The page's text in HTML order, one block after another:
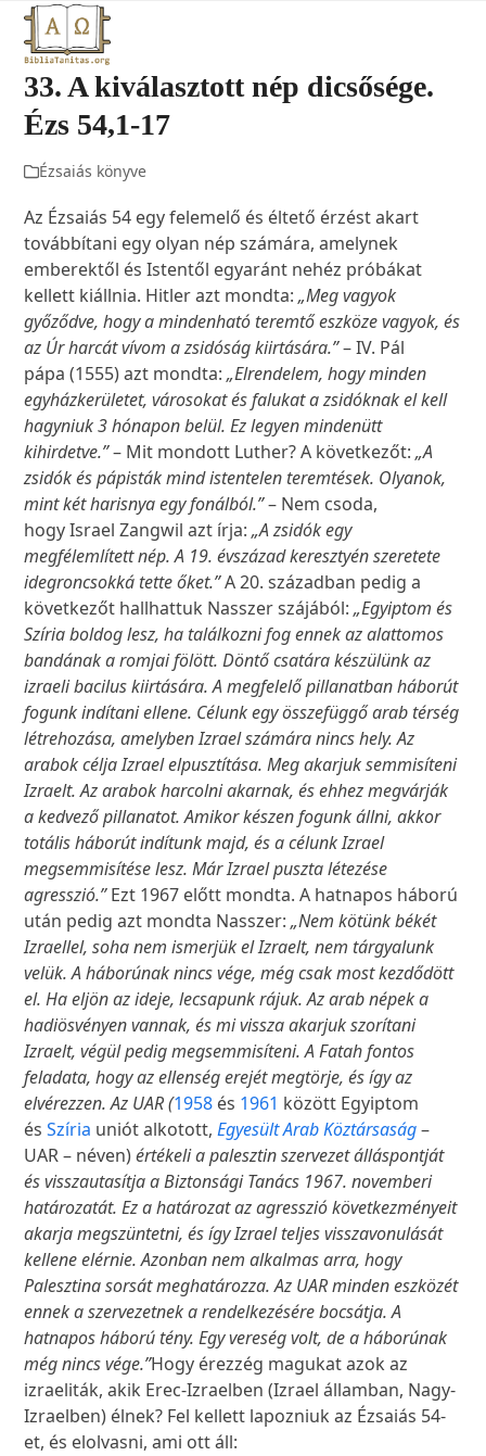
Skip
content
Open
mobile
menu
Close
mobile
menu
33. A kiválasztott nép dicsősége.
Ézs 54,1-17
Ézsaiás könyve
Az Ézsaiás 54 egy felemelő és éltető érzést akart
továbbítani egy olyan nép számára, amelynek
emberektől és Istentől egyaránt nehéz próbákat
kellett kiállnia. Hitler azt mondta:„Meg vagyok
győződve, hogy a mindenható teremtő eszköze vagyok, és
az Úr harcát vívom a zsidóság kiirtására.”– IV. Pál
pápa (1555) azt mondta:„Elrendelem, hogy minden
egyházkerületet, városokat és falukat a zsidóknak el kell
hagyniuk 3 hónapon belül. Ez legyen mindenütt
kihirdetve.”– Mit mondott Luther? A következőt:„A
zsidók és pápisták mind istentelen teremtések. Olyanok,
mint két harisnya egy fonálból.”– Nem csoda,
hogy Israel Zangwil azt írja:„A zsidók egy
megfélemlített nép. A 19. évszázad keresztyén szeretete
idegroncsokká tette őket.”A 20. században pedig a
következőt hallhattuk Nasszer szájából:„Egyiptom és
Szíria boldog lesz, ha találkozni fog ennek az alattomos
bandának a romjai fölött. Döntő csatára készülünk az
izraeli bacilus kiirtására. A megfelelő pillanatban háborút
fogunk indítani ellene. Célunk egy összefüggő arab térség
létrehozása, amelyben Izrael számára nincs hely. Az
arabok célja Izrael elpusztítása. Meg akarjuk semmisíteni
Izraelt. Az arabok harcolni akarnak, és ehhez megvárják
a kedvező pillanatot. Amikor készen fogunk állni, akkor
totális háborút indítunk majd, és a célunk Izrael
megsemmisítése lesz. Már Izrael puszta létezése
agresszió.”Ezt 1967 előtt mondta. A hatnapos háború
után pedig azt mondta Nasszer:„Nem kötünk békét
Izraellel, soha nem ismerjük el Izraelt, nem tárgyalunk
velük. A háborúnak nincs vége, még csak most kezdődött
el. Ha eljön az ideje, lecsapunk rájuk. Az arab népek a
hadiösvényen vannak, és mi vissza akarjuk szorítani
Izraelt, végül pedig megsemmisíteni. A Fatah fontos
feladata, hogy az ellenség erejét megtörje, és így az
elvérezzen. Az UAR (1958 és 1961 között Egyiptom
ésSzíria uniót alkotott,Egyesült Arab Köztársaság–
UAR – néven)értékeli a palesztin szervezet álláspontját
és visszautasítja a Biztonsági Tanács 1967. novemberi
határozatát. Ez a határozat az agresszió következményeit
akarja megszüntetni, és így Izrael teljes visszavonulását
kellene elérnie. Azonban nem alkalmas arra, hogy
Palesztina sorsát meghatározza. Az UAR minden eszközét
ennek a szervezetnek a rendelkezésére bocsátja. A
hatnapos háború tény. Egy vereség volt, de a háborúnak
még nincs vége.”Hogy érezzég magukat azok az
izraeliták, akik Erec-Izraelben (Izrael államban, Nagy-
Izraelben) élnek? Fel kellett lapozniuk az Ézsaiás 54-
et, és elolvasni, ami ott áll: